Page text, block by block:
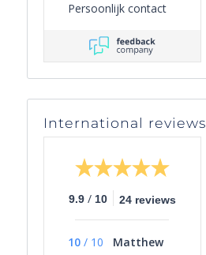
Persoonlijk contact
International reviews
9.9 / 10 24 reviews
10 / 10
Matthew